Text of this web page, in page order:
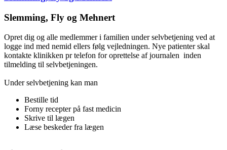
Slemming, Fly og Mehnert
Opret dig og alle medlemmer i familien under selvbetjening ved at
logge ind med nemid ellers følg vejledningen. Nye patienter skal
kontakte klinikken pr telefon for oprettelse af journalen inden
tilmelding til selvbetjeningen.
Under selvbetjening kan man
Bestille tid
Forny recepter på fast medicin
Skrive til lægen
Læse beskeder fra lægen